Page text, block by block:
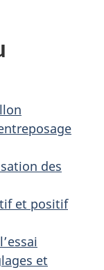
des
et positif
et